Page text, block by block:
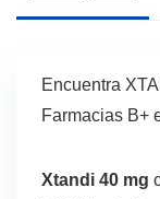
Encuentra
Farmacias B+
Xtandi 40 mg